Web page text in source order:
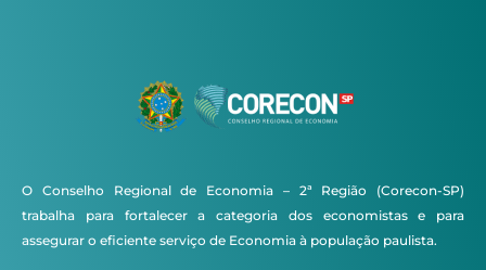
O Conselho Regional de Economia – 2ª Região (Corecon-SP)
trabalha para fortalecer a categoria dos economistas e para
assegurar o eficiente serviço de Economia à população paulista.